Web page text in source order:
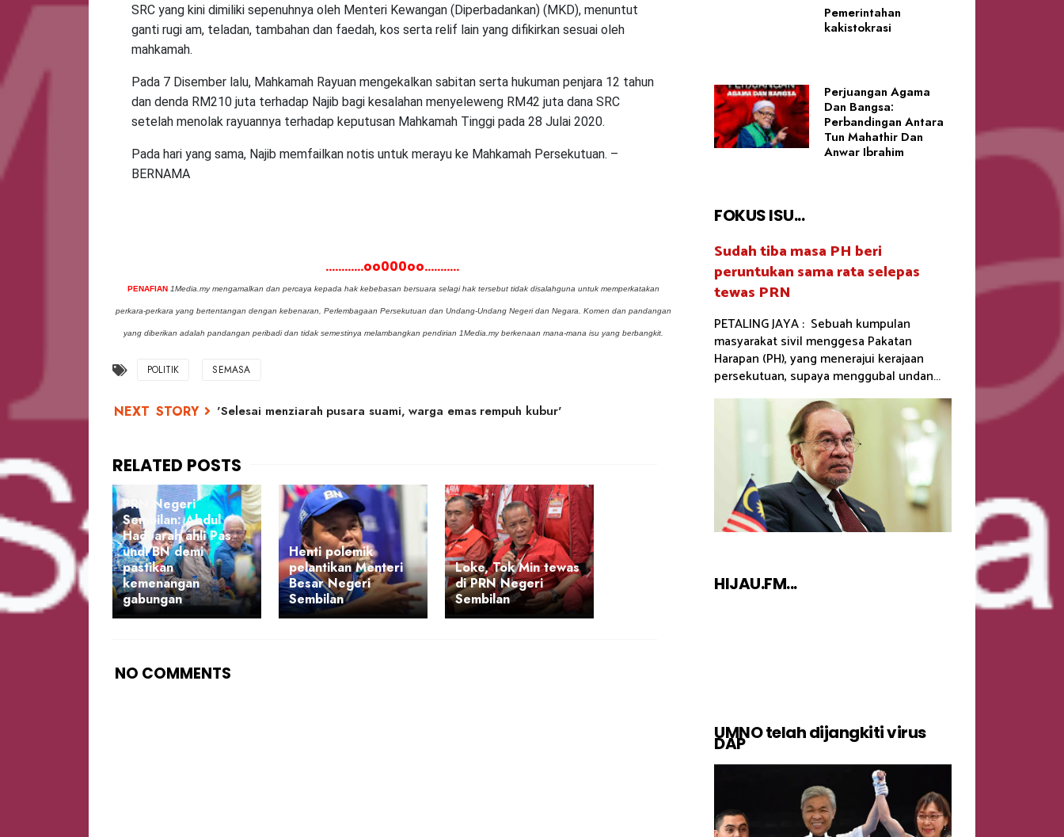
SRC yang kini dimiliki sepenuhnya oleh Menteri Kewangan (Diperbadankan) (MKD), menuntut
ganti rugi am, teladan, tambahan dan faedah, kos serta relif lain yang difikirkan sesuai oleh
mahkamah.
Pada 7 Disember lalu, Mahkamah Rayuan mengekalkan sabitan serta hukuman penjara 12 tahun
dan denda RM210 juta terhadap Najib bagi kesalahan menyeleweng RM42 juta dana SRC
setelah menolak rayuannya terhadap keputusan Mahkamah Tinggi pada 28 Julai 2020.
Pada hari yang sama, Najib memfailkan notis untuk merayu ke Mahkamah Persekutuan. –
BERNAMA
............oo000oo...........
PENAFIAN 1Media.my mengamalkan dan percaya kepada hak kebebasan bersuara selagi hak tersebut tidak disalahguna untuk memperkatakan
perkara-perkara yang bertentangan dengan kebenaran, Perlembagaan Persekutuan dan Undang-Undang Negeri dan Negara. Komen dan pandangan
yang diberikan adalah pandangan peribadi dan tidak semestinya melambangkan pendirian 1Media.my berkenaan mana-mana isu yang berbangkit.
POLITIK SEMASA
'Selesai menziarah pusara suami, warga emas rempuh kubur'
PRN Negeri
Sembilan: Abdul
Hadi arah ahli Pas
undi BN demi
pastikan
kemenangan
gabungan
Henti polemik
pelantikan Menteri
Besar Negeri
Sembilan
Loke, Tok Min tewas
di PRN Negeri
Sembilan
NO COMMENTS
Pemerintahan
kakistokrasi
Perjuangan Agama
Dan Bangsa:
Perbandingan Antara
Tun Mahathir Dan
Anwar Ibrahim
FOKUS ISU...
Sudah tiba masa PH beri
peruntukan sama rata selepas
tewas PRN
PETALING JAYA : Sebuah kumpulan
masyarakat sivil menggesa Pakatan
Harapan (PH), yang menerajui kerajaan
persekutuan, supaya menggubal undan...
HIJAU.FM...
UMNO telah dijangkiti virus
DAP